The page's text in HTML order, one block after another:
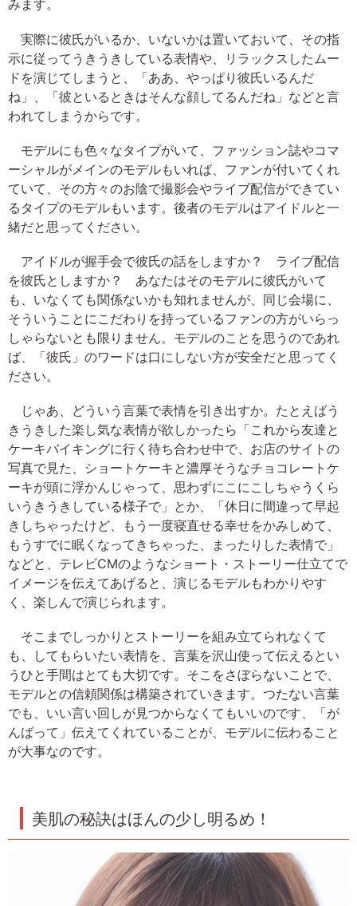
みます。
実際に彼氏がいるか、いないかは置いておいて、その指
示に従ってうきうきしている表情や、リラックスしたムー
ドを演じてしまうと、「ああ、やっぱり彼氏いるんだ
ね」、「彼といるときはそんな顔してるんだね」などと言
われてしまうからです。
モデルにも色々なタイプがいて、ファッション誌やコマ
ーシャルがメインのモデルもいれば、ファンが付いてくれ
ていて、その方々のお陰で撮影会やライブ配信ができてい
るタイプのモデルもいます。後者のモデルはアイドルと一
緒だと思ってください。
アイドルが握手会で彼氏の話をしますか？ ライブ配信
を彼氏としますか？ あなたはそのモデルに彼氏がいて
も、いなくても関係ないかも知れませんが、同じ会場に、
そういうことにこだわりを持っているファンの方がいらっ
しゃらないとも限りません。モデルのことを思うのであれ
ば、「彼氏」のワードは口にしない方が安全だと思ってく
ださい。
じゃあ、どういう言葉で表情を引き出すか。たとえばう
きうきした楽し気な表情が欲しかったら「これから友達と
ケーキバイキングに行く待ち合わせ中で、お店のサイトの
写真で見た、ショートケーキと濃厚そうなチョコレートケ
ーキが頭に浮かんじゃって、思わずにこにこしちゃうくら
いうきうきしている様子で」とか、「休日に間違って早起
きしちゃったけど、もう一度寝直せる幸せをかみしめて、
もうすでに眠くなってきちゃった、まったりした表情で」
などと、テレビCMのようなショート・ストーリー仕立てで
イメージを伝えてあげると、演じるモデルもわかりやす
く、楽しんで演じられます。
そこまでしっかりとストーリーを組み立てられなくて
も、してもらいたい表情を、言葉を沢山使って伝えるとい
うひと手間はとても大切です。そこをさぼらないことで、
モデルとの信頼関係は構築されていきます。つたない言葉
でも、いい言い回しが見つからなくてもいいのです、「が
んばって」伝えてくれていることが、モデルに伝わること
が大事なのです。
美肌の秘訣はほんの少し明るめ！